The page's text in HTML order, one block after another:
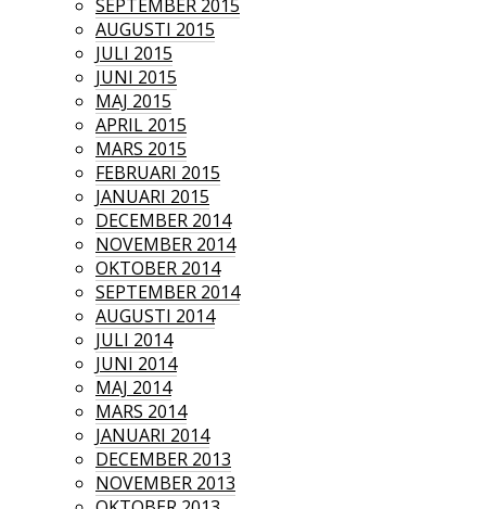
SEPTEMBER 2015
AUGUSTI 2015
JULI 2015
JUNI 2015
MAJ 2015
APRIL 2015
MARS 2015
FEBRUARI 2015
JANUARI 2015
DECEMBER 2014
NOVEMBER 2014
OKTOBER 2014
SEPTEMBER 2014
AUGUSTI 2014
JULI 2014
JUNI 2014
MAJ 2014
MARS 2014
JANUARI 2014
DECEMBER 2013
NOVEMBER 2013